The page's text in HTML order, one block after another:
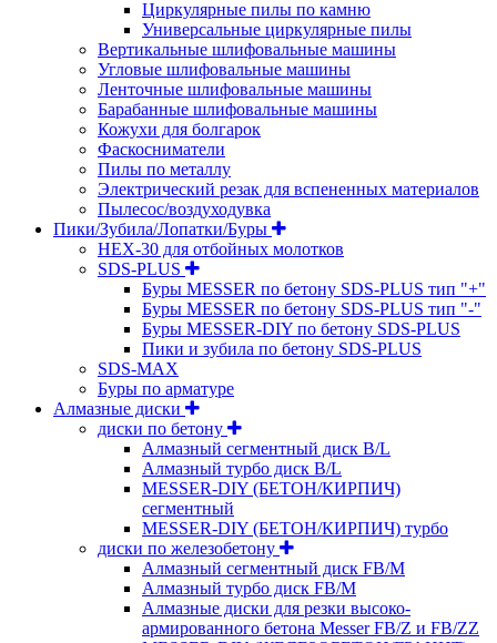
Циркулярные пилы по камню
Универсальные циркулярные пилы
Вертикальные шлифовальные машины
Угловые шлифовальные машины
Ленточные шлифовальные машины
Барабанные шлифовальные машины
Кожухи для болгарок
Фаскосниматели
Пилы по металлу
Электрический резак для вспененных материалов
Пылесос/воздуходувка
Пики/Зубила/Лопатки/Буры
HEX-30 для отбойных молотков
SDS-PLUS
Буры MESSER по бетону SDS-PLUS тип "+"
Буры MESSER по бетону SDS-PLUS тип "-"
Буры MESSER-DIY по бетону SDS-PLUS
Пики и зубила по бетону SDS-PLUS
SDS-MAX
Буры по арматуре
Алмазные диски
диски по бетону
Алмазный сегментный диск B/L
Алмазный турбо диск B/L
MESSER-DIY (БЕТОН/КИРПИЧ)
сегментный
MESSER-DIY (БЕТОН/КИРПИЧ) турбо
диски по железобетону
Алмазный сегментный диск FB/M
Алмазный турбо диск FB/M
Алмазные диски для резки высоко-
армированного бетона Messer FB/Z и FB/ZZ